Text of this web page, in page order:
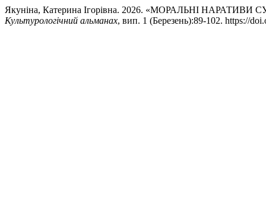
Якуніна, Катерина Ігорівна. 2026. «МОРАЛЬНІ
Культурологічний альманах, вип. 1 (Березень):89-102. https://